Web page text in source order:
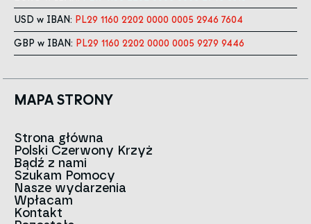
USD w IBAN: PL29 1160 2202 0000 0005 2946 7604
GBP w IBAN: PL29 1160 2202 0000 0005 9279 9446
MAPA STRONY
Strona główna
Polski Czerwony Krzyż
Aktualności
O nas
Zespół
Czerwony Krzyż na świecie
Znak
Historia
Bądź z nami
Szukam Pomocy
Kontakt do oddziałów
Infolinia
Nasze wydarzenia
Wpłacam
Kontakt